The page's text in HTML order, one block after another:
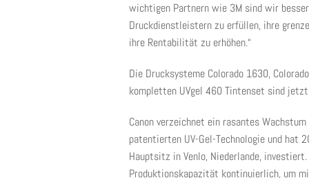
wichtigen Partnern wie 3M sind wir
Druckdienstleistern zu erfüllen, ihre
ihre Rentabilität zu erhöhen.“
Die Drucksysteme Colorado 1630,
kompletten UVgel 460 Tintenset sind
Canon verzeichnet ein rasantes
patentierten UV-Gel-Technologie und hat
Hauptsitz in Venlo, Niederlande,
Produktionskapazität kontinuierlich, um